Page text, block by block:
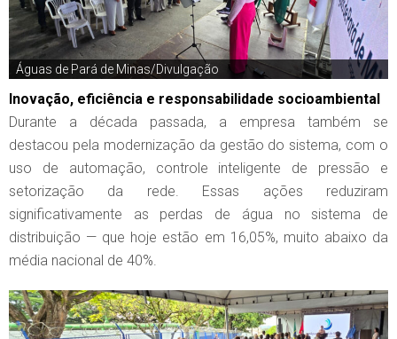
Águas de Pará de Minas/Divulgação
Inovação, eficiência e responsabilidade socioambiental
Durante a década passada, a empresa também se
destacou pela modernização da gestão do sistema, com o
uso de automação, controle inteligente de pressão e
setorização da rede. Essas ações reduziram
significativamente as perdas de água no sistema de
distribuição — que hoje estão em 16,05%, muito abaixo da
média nacional de 40%.